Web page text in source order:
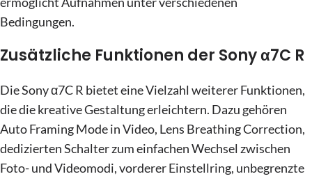
Bedingungen.
Zusätzliche Funktionen der Sony α7C R
Die Sony α7C R bietet eine Vielzahl weiterer Funktionen,
die die kreative Gestaltung erleichtern. Dazu gehören
Auto Framing Mode in Video, Lens Breathing Correction,
dedizierten Schalter zum einfachen Wechsel zwischen
Foto- und Videomodi, vorderer Einstellring, unbegrenzte